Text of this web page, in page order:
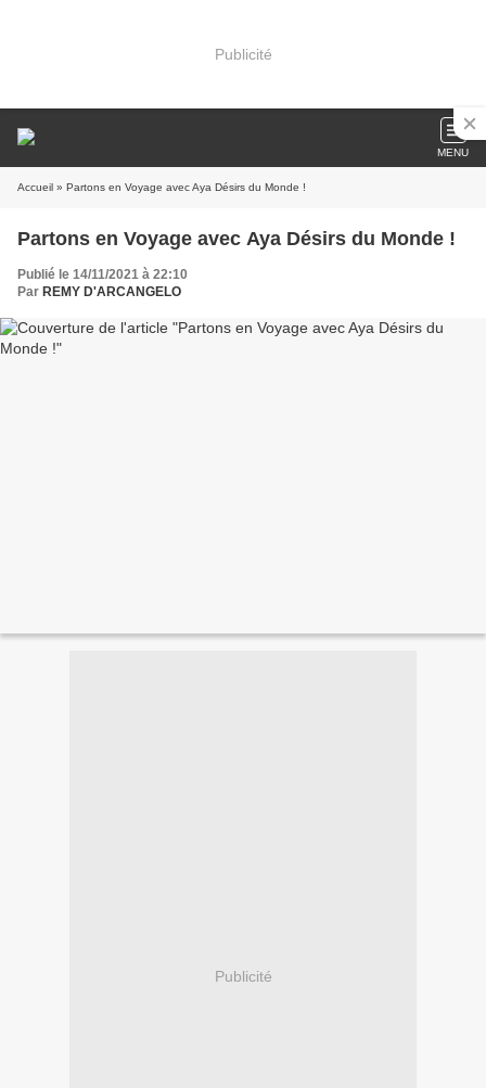
Publicité
MENU
Accueil » Partons en Voyage avec Aya Désirs du Monde !
Partons en Voyage avec Aya Désirs du Monde !
Publié le 14/11/2021 à 22:10
Par REMY D'ARCANGELO
Publicité